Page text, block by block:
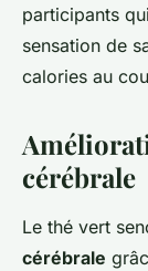
participants
sensation de
calories au
cérébrale
Le thé vert
cérébrale